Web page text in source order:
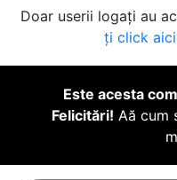
Doar userii logați au
ți click
Este acesta
Felicitări! Aă cum